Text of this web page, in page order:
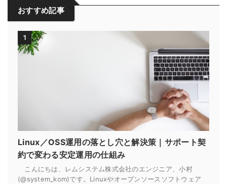
おすすめ記事
1
Linux／OSS運用の落とし穴と解決策｜サポート契
約で変わる安定運用の仕組み
こんにちは、レムシステム株式会社のエンジニア、小村
(@system_kom)です。Linuxやオープンソースソフトウェア